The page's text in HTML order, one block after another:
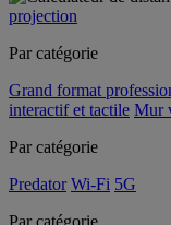
projection
Par catégorie
Grand format
interactif et tactile Mur
Par catégorie
Predator Wi-Fi 5G
Par catégorie